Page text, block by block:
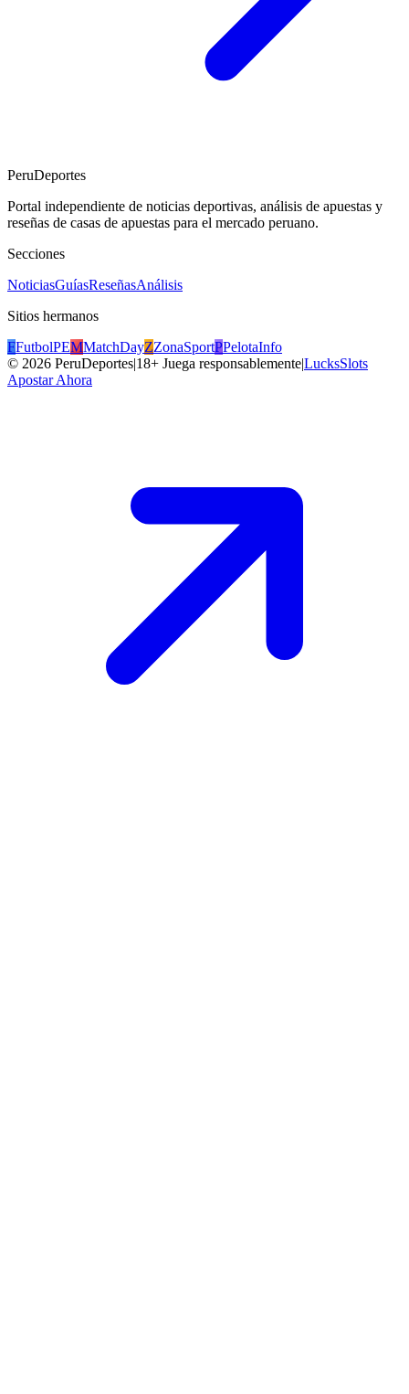
PeruDeportes
Portal independiente de noticias deportivas, análisis de apuestas y
reseñas de casas de apuestas para el mercado peruano.
Secciones
NoticiasGuíasReseñasAnálisis
Sitios hermanos
FFutbolPEMMatchDayZZonaSportPPelotaInfo
© 2026 PeruDeportes|18+ Juega responsablemente|LucksSlots
Apostar Ahora